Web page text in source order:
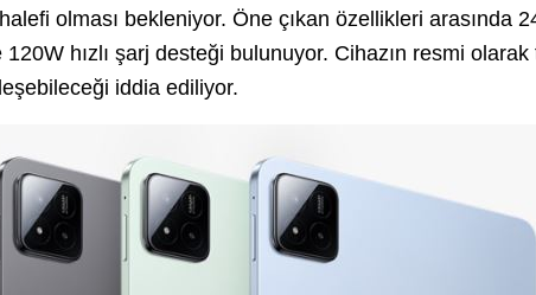
olması bekleniyor. Öne çıkan özellikleri arasında
hızlı şarj desteği bulunuyor. Cihazın resmi olarak
iddia ediliyor.